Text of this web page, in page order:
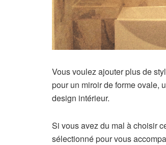
Vous voulez ajouter plus de
pour un miroir de forme ovale,
design intérieur.
Si vous avez du mal à choisir
sélectionné pour vous